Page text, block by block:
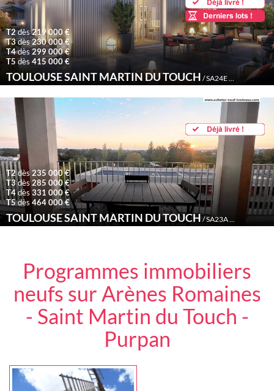
T2dès219 000 €
T3dès230 000 €
T4dès 299 000 €
T5dès 415 000 €
TOULOUSE SAINT MARTIN DU TOUCH / SA24E / Déjà livré
T2dès235 000 €
T3dès285 000 €
T4dès331 000 €
T5dès 464 000 €
TOULOUSE SAINT MARTIN DU TOUCH/ SA23A / Déjà livré
Programmes immobiliers
neufs sur Arènes Romaines
- Saint Martin du Touch -
Purpan